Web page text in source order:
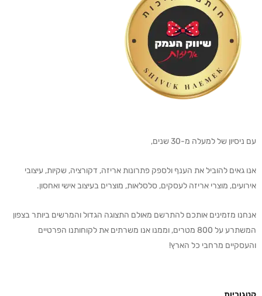
עם ניסיון של למעלה מ-30 שנים,
אנו גאים להוביל את הענף ולספק פתרונות אריזה, דקורציה, שקיות, עיצובי
אירועים, מוצרי אריזה לעסקים, סלסלאות, מוצרים בעיצוב אישי ואחסון.
אנחנו מזמינים אותכם להתרשם מאולם התצוגה הגדול והמרשים ביותר בצפון
המשתרע על 800 מטרים, וממנו אנו משרתים את לקוחותנו הפרטיים
והעסקיים מרחבי כל הארץ!